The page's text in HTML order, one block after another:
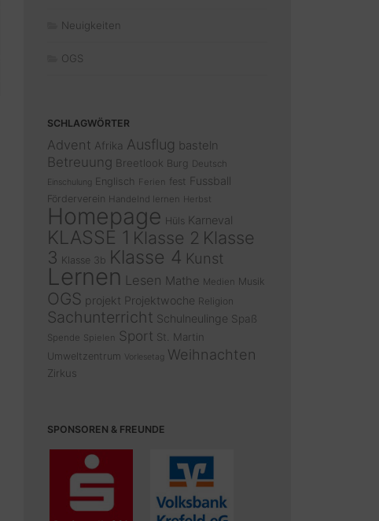
Neuigkeiten
OGS
SCHLAGWÖRTER
Advent Afrika Ausflug basteln
Betreuung Breetlook Burg Deutsch
Einschulung Englisch Ferien fest Fussball
Förderverein Handelnd lernen Herbst
Homepage Hüls Karneval
KLASSE 1 Klasse 2 Klasse
3 Klasse 3b Klasse 4 Kunst
Lernen Lesen Mathe Medien Musik
OGS projekt Projektwoche Religion
Sachunterricht Schulneulinge Spaß
Spende Spielen Sport St. Martin
Umweltzentrum Vorlesetag Weihnachten
Zirkus
SPONSOREN & FREUNDE